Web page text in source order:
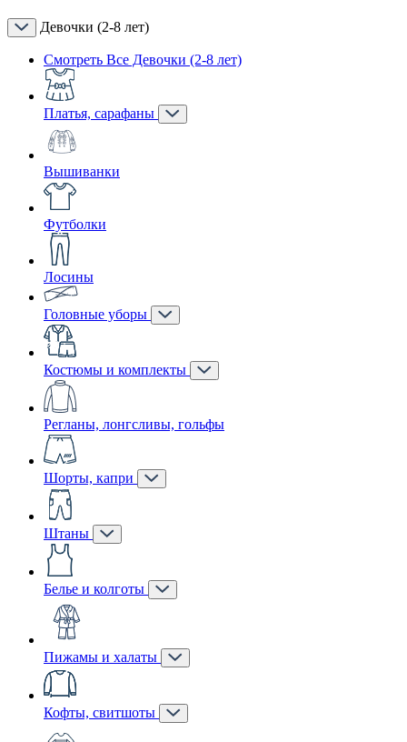
Девочки (2-8 лет)
Смотреть Все Девочки (2-8 лет)
Платья, сарафаны
Вышиванки
Футболки
Лосины
Головные уборы
Костюмы и комплекты
Регланы, лонгсливы, гольфы
Шорты, капри
Штаны
Белье и колготы
Пижамы и халаты
Кофты, свитшоты